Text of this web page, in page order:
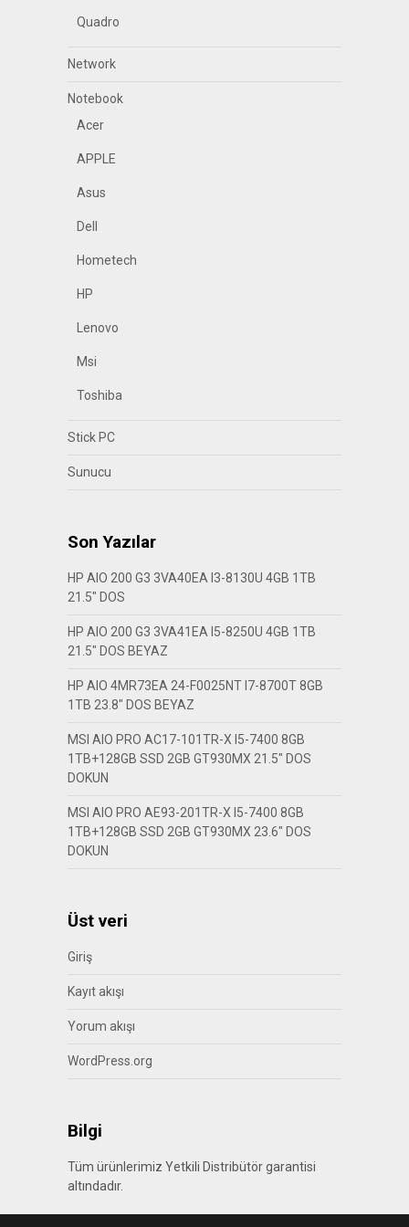
Quadro
Network
Notebook
Acer
APPLE
Asus
Dell
Hometech
HP
Lenovo
Msi
Toshiba
Stick PC
Sunucu
Son Yazılar
HP AIO 200 G3 3VA40EA I3-8130U 4GB 1TB
21.5″ DOS
HP AIO 200 G3 3VA41EA I5-8250U 4GB 1TB
21.5″ DOS BEYAZ
HP AIO 4MR73EA 24-F0025NT I7-8700T 8GB
1TB 23.8″ DOS BEYAZ
MSI AIO PRO AC17-101TR-X I5-7400 8GB
1TB+128GB SSD 2GB GT930MX 21.5″ DOS
DOKUN
MSI AIO PRO AE93-201TR-X I5-7400 8GB
1TB+128GB SSD 2GB GT930MX 23.6″ DOS
DOKUN
Üst veri
Giriş
Kayıt akışı
Yorum akışı
WordPress.org
Bilgi
Tüm ürünlerimiz Yetkili Distribütör garantisi
altındadır.